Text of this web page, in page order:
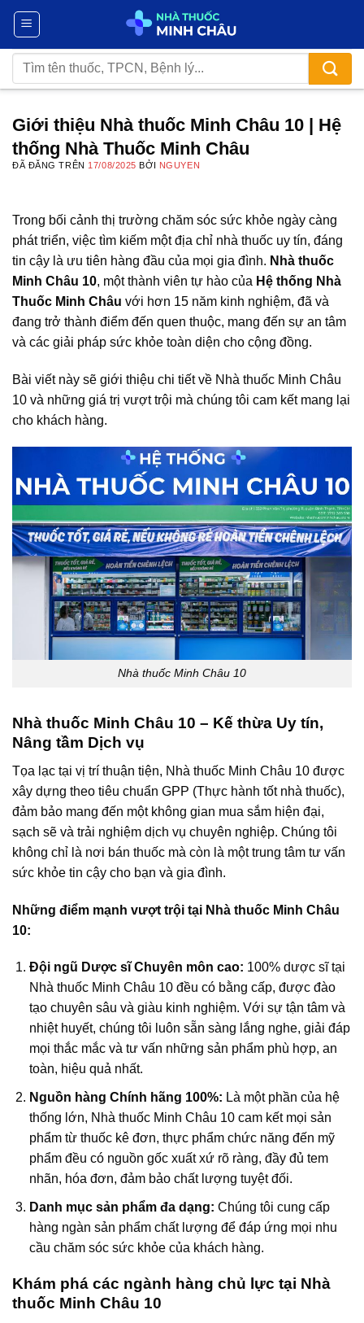
Chuyển
nội
dung
Tìm
kiếm:
Giới thiệu Nhà thuốc Minh Châu 10 | Hệ
thống Nhà Thuốc Minh Châu
ĐÃ ĐĂNG TRÊN 17/08/2025 BỞI NGUYEN
Trong bối cảnh thị trường chăm sóc sức khỏe ngày càng
phát triển, việc tìm kiếm một địa chỉ nhà thuốc uy tín, đáng
tin cậy là ưu tiên hàng đầu của mọi gia đình. Nhà thuốc
Minh Châu 10, một thành viên tự hào của Hệ thống Nhà
Thuốc Minh Châu với hơn 15 năm kinh nghiệm, đã và
đang trở thành điểm đến quen thuộc, mang đến sự an tâm
và các giải pháp sức khỏe toàn diện cho cộng đồng.
Bài viết này sẽ giới thiệu chi tiết về Nhà thuốc Minh Châu
10 và những giá trị vượt trội mà chúng tôi cam kết mang lại
cho khách hàng.
Nhà thuốc Minh Châu 10
Nhà thuốc Minh Châu 10 – Kế thừa Uy tín,
Nâng tầm Dịch vụ
Tọa lạc tại vị trí thuận tiện, Nhà thuốc Minh Châu 10 được
xây dựng theo tiêu chuẩn GPP (Thực hành tốt nhà thuốc),
đảm bảo mang đến một không gian mua sắm hiện đại,
sạch sẽ và trải nghiệm dịch vụ chuyên nghiệp. Chúng tôi
không chỉ là nơi bán thuốc mà còn là một trung tâm tư vấn
sức khỏe tin cậy cho bạn và gia đình.
Những điểm mạnh vượt trội tại Nhà thuốc Minh Châu
10:
Đội ngũ Dược sĩ Chuyên môn cao: 100% dược sĩ tại
Nhà thuốc Minh Châu 10 đều có bằng cấp, được đào
tạo chuyên sâu và giàu kinh nghiệm. Với sự tận tâm và
nhiệt huyết, chúng tôi luôn sẵn sàng lắng nghe, giải đáp
mọi thắc mắc và tư vấn những sản phẩm phù hợp, an
toàn, hiệu quả nhất.
Nguồn hàng Chính hãng 100%: Là một phần của hệ
thống lớn, Nhà thuốc Minh Châu 10 cam kết mọi sản
phẩm từ thuốc kê đơn, thực phẩm chức năng đến mỹ
phẩm đều có nguồn gốc xuất xứ rõ ràng, đầy đủ tem
nhãn, hóa đơn, đảm bảo chất lượng tuyệt đối.
Danh mục sản phẩm đa dạng: Chúng tôi cung cấp
hàng ngàn sản phẩm chất lượng để đáp ứng mọi nhu
cầu chăm sóc sức khỏe của khách hàng.
Khám phá các ngành hàng chủ lực tại Nhà
thuốc Minh Châu 10